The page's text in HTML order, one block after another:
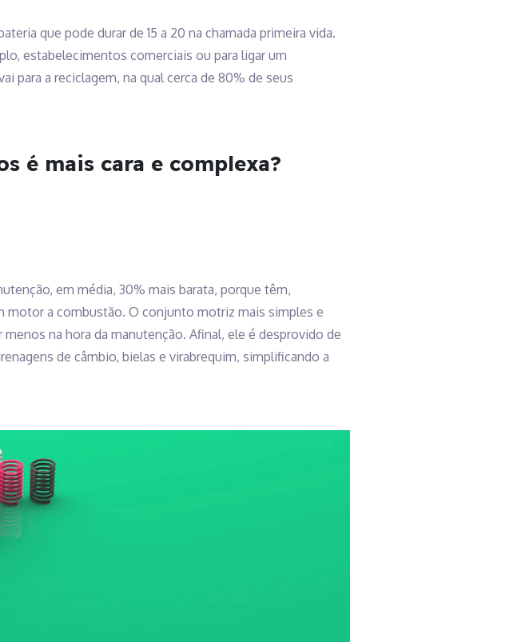
que pode durar de 15 a 20 na chamada primeira vida.
estabelecimentos comerciais ou para ligar um
para a reciclagem, na qual cerca de 80% de seus
é mais cara e complexa?
em média, 30% mais barata, porque têm,
motor a combustão. O conjunto motriz mais simples e
na hora da manutenção. Afinal, ele é desprovido de
de câmbio, bielas e virabrequim, simplificando a